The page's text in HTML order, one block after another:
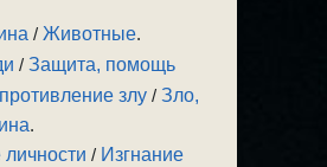
/Животные.
/Защита, помощь
злу /Зло,
.
/ Изгнание